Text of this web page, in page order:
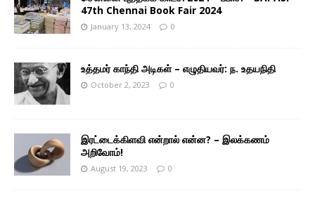
47th Chennai Book Fair 2024
January 13, 2024 0
உத்தமர் காந்தி அடிகள் – எழுதியவர்: ந. உதயநிதி
October 2, 2023 0
இரட்டைக்கிளவி என்றால் என்ன? – இலக்கணம்
அறிவோம்!
August 19, 2023 0